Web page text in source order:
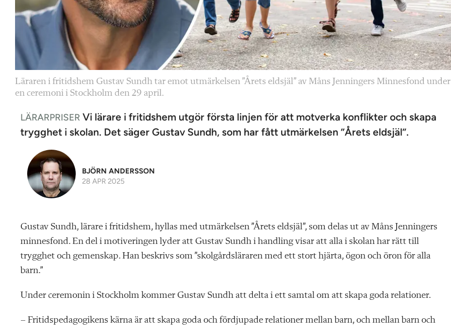
Läraren i fritidshem Gustav Sundh tar emot utmärkelsen ”Årets eldsjäl” av Måns Jenningers Minnesfond under
en ceremoni i Stockholm den 29 april.
LÄRARPRISER Vi lärare i fritidshem utgör första linjen för att motverka konflikter och skapa
trygghet i skolan. Det säger Gustav Sundh, som har fått utmärkelsen ”Årets eldsjäl”.
BJÖRN ANDERSSON
28 APR 2025
Gustav Sundh, lärare i fritidshem, hyllas med utmärkelsen ”Årets eldsjäl”, som delas ut av Måns Jenningers
minnesfond. En del i motiveringen lyder att Gustav Sundh i handling visar att alla i skolan har rätt till
trygghet och gemenskap. Han beskrivs som ”skolgårdsläraren med ett stort hjärta, ögon och öron för alla
barn.”
Under ceremonin i Stockholm kommer Gustav Sundh att delta i ett samtal om att skapa goda relationer.
– Fritidspedagogikens kärna är att skapa goda och fördjupade relationer mellan barn, och mellan barn och